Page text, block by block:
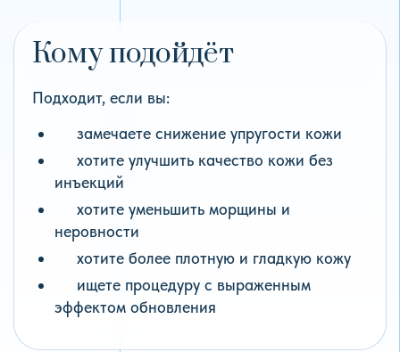
Кому подойдёт
Подходит, если вы:
замечаете снижение упругости кожи
хотите улучшить качество кожи без
инъекций
хотите уменьшить морщины и
неровности
хотите более плотную и гладкую кожу
ищете процедуру с выраженным
эффектом обновления